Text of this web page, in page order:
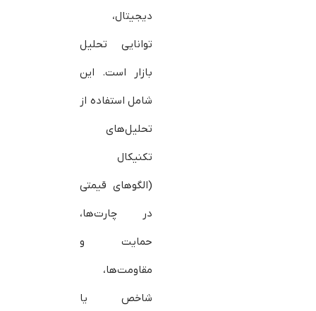
دیجیتال،
توانایی تحلیل
بازار است. این
شامل استفاده از
تحلیل‌های
تکنیکال
(الگوهای قیمتی
در چارت‌ها،
حمایت و
مقاومت‌ها،
شاخص‌ یا